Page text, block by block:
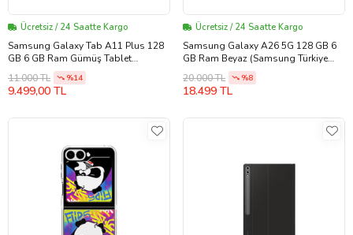
Ücretsiz / 24 Saatte Kargo
Samsung Galaxy Tab A11 Plus 128
GB 6 GB Ram Gümüş Tablet
(Samsung Türkiye Garantili)
11.000 TL %14
9.499,00 TL
Ücretsiz / 24 Saatte Kargo
Samsung Galaxy A26 5G 128 GB 6
GB Ram Beyaz (Samsung Türkiye
Garantili)
20.000 TL %8
18.499 TL